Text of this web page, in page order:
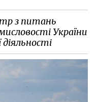
з питань
України
діяльності